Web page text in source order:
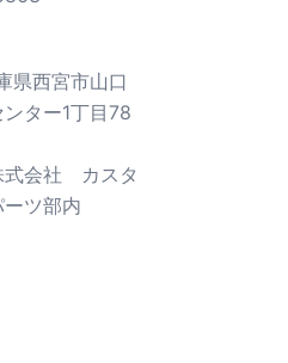
県西宮市山口
ター1丁目78
式会社 カスタ
ツ部内